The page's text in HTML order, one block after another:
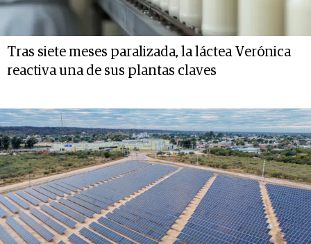
Tras siete meses paralizada, la láctea Verónica
reactiva una de sus plantas claves